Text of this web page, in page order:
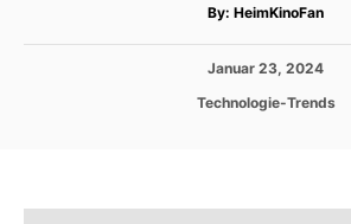
By: A
t
o
HeimKinoFan
P
s
Januar 23, 2024
C
o
Technologie-Trends